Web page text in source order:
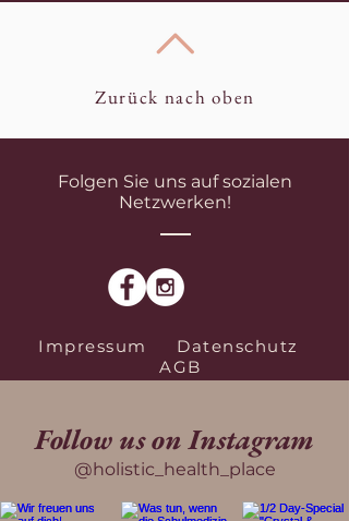
Zurück nach oben
Folgen Sie uns auf sozialen
Netzwerken!
Impressum
Datenschutz
AGB
Follow us on Instagram
@holistic_health_place